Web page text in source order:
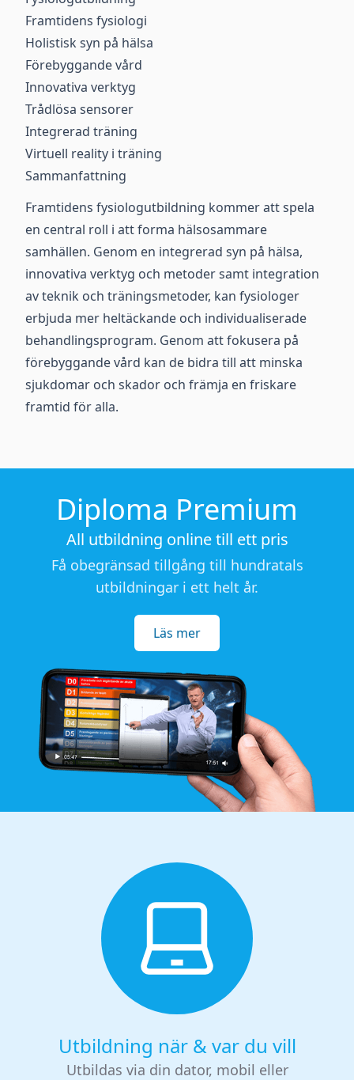
Framtidens fysiologi
Holistisk syn på hälsa
Förebyggande vård
Innovativa verktyg
Trådlösa sensorer
Integrerad träning
Virtuell reality i träning
Sammanfattning
Framtidens fysiologutbildning kommer att spela
en central roll i att forma hälsosammare
samhällen. Genom en integrerad syn på hälsa,
innovativa verktyg och metoder samt integration
av teknik och träningsmetoder, kan fysiologer
erbjuda mer heltäckande och individualiserade
behandlingsprogram. Genom att fokusera på
förebyggande vård kan de bidra till att minska
sjukdomar och skador och främja en friskare
framtid för alla.
Diploma Premium
All utbildning online till ett pris
Få obegränsad tillgång till hundratals
utbildningar i ett helt år.
Läs mer
Utbildning när & var du vill
Utbildas via din dator, mobil eller